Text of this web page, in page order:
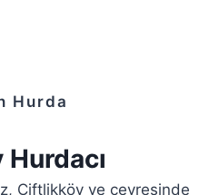
Hurda
Çiftlikköy ve çevresinde